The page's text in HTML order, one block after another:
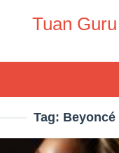
Tuan Guru
Tag: Beyoncé